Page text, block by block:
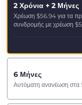
2 Χρόνια + 2 Μήνες
Χρέωση $56.94 για τα
συνδρομής με χρέωση
6 Μήνες
Αυτόματη ανανέωση στα